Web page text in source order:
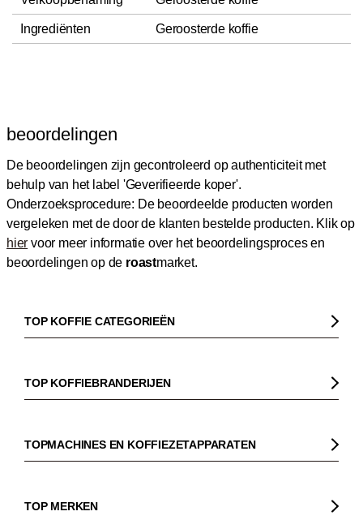
Ingrediënten Geroosterde koffie
beoordelingen
De beoordelingen zijn gecontroleerd op authenticiteit met
behulp van het label 'Geverifieerde koper'.
Onderzoeksprocedure: De beoordeelde producten worden
vergeleken met de door de klanten bestelde producten. Klik op
hier voor meer informatie over het beoordelingsproces en
beoordelingen op de roastmarket.
TOP KOFFIE CATEGORIEËN
Koffiebonen
Biologische koffie
Espresso
TOP KOFFIEBRANDERIJEN
Dinzler
Elbgold
TOPMACHINES EN KOFFIEZETAPPARATEN
Pistonmachines
TOP MERKEN